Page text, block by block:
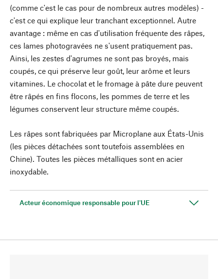
(comme c'est le cas pour de nombreux autres modèles) -
c'est ce qui explique leur tranchant exceptionnel. Autre
avantage : même en cas d'utilisation fréquente des râpes,
ces lames photogravées ne s'usent pratiquement pas.
Ainsi, les zestes d'agrumes ne sont pas broyés, mais
coupés, ce qui préserve leur goût, leur arôme et leurs
vitamines. Le chocolat et le fromage à pâte dure peuvent
être râpés en fins flocons, les pommes de terre et les
légumes conservent leur structure même coupés.
Les râpes sont fabriquées par Microplane aux États-Unis
(les pièces détachées sont toutefois assemblées en
Chine). Toutes les pièces métalliques sont en acier
inoxydable.
Acteur économique responsable pour l'UE